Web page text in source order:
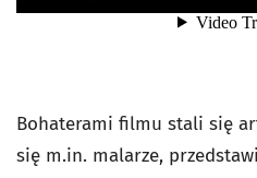
Bohaterami filmu stali się
się m.in. malarze,